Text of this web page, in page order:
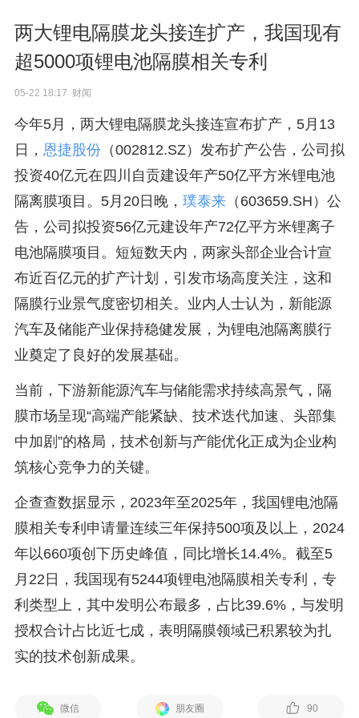
两大锂电隔膜龙头接连扩产，我国现有
超5000项锂电池隔膜相关专利
05-22 18:17 财闻
今年5月，两大锂电隔膜龙头接连宣布扩产，5月13
日， 恩捷股份（002812.SZ）发布扩产公告，公司拟
投资40亿元在四川自贡建设年产50亿平方米锂电池
隔离膜项目。5月20日晚， 璞泰来（603659.SH）公
告，公司拟投资56亿元建设年产72亿平方米锂离子
电池隔膜项目。短短数天内，两家头部企业合计宣
布近百亿元的扩产计划，引发市场高度关注，这和
隔膜行业景气度密切相关。业内人士认为，新能源
汽车及储能产业保持稳健发展，为锂电池隔离膜行
业奠定了良好的发展基础。
当前，下游新能源汽车与储能需求持续高景气，隔
膜市场呈现“高端产能紧缺、技术迭代加速、头部集
中加剧”的格局，技术创新与产能优化正成为企业构
筑核心竞争力的关键。
企查查数据显示，2023年至2025年，我国锂电池隔
膜相关专利申请量连续三年保持500项及以上，2024
年以660项创下历史峰值，同比增长14.4%。截至5
月22日，我国现有5244项锂电池隔膜相关专利，专
利类型上，其中发明公布最多，占比39.6%，与发明
授权合计占比近七成，表明隔膜领域已积累较为扎
实的技术创新成果。
微信 朋友圈 90